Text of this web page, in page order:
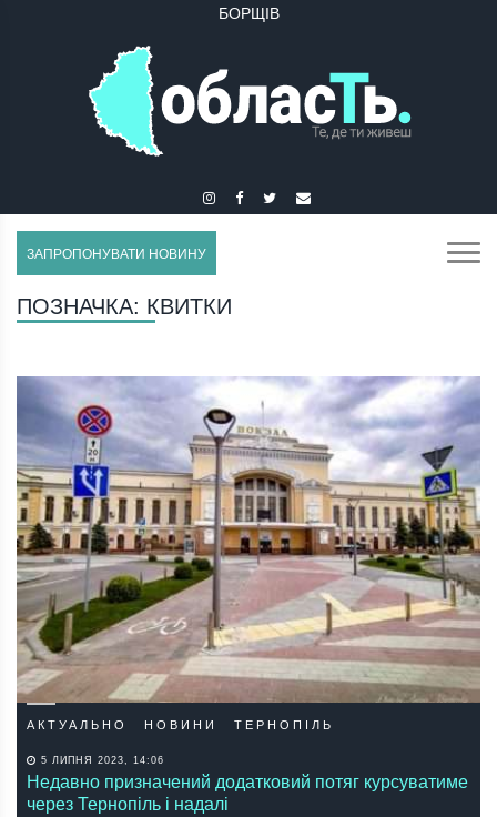
БОРЩІВ
ЗАПРОПОНУВАТИ НОВИНУ
ПОЗНАЧКА: КВИТКИ
АКТУАЛЬНО НОВИНИ ТЕРНОПІЛЬ
5 ЛИПНЯ 2023, 14:06
Недавно призначений додатковий потяг курсуватиме
через Тернопіль і надалі